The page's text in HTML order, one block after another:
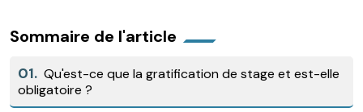
Sommaire de l'article
01. Qu'est-ce que la gratification de stage et est-elle
obligatoire ?